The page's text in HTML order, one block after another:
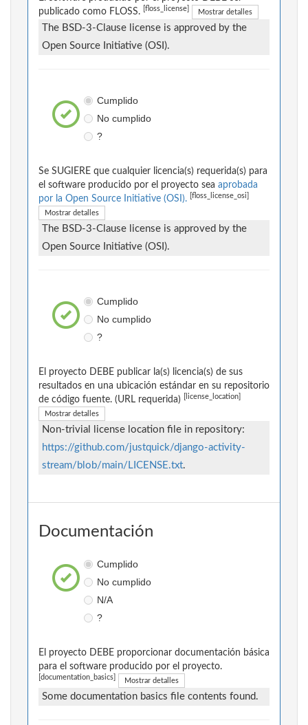
publicado como FLOSS.
[floss_license] Mostrar detalles
The BSD-3-Clause license is approved by the
Open Source Initiative (OSI).
Cumplido
No cumplido
?
Se SUGIERE que cualquier licencia(s) requerida(s) para
el software producido por el proyecto sea aprobada
por la Open Source Initiative (OSI).
[floss_license_osi]
Mostrar detalles
The BSD-3-Clause license is approved by the
Open Source Initiative (OSI).
Cumplido
No cumplido
?
El proyecto DEBE publicar la(s) licencia(s) de sus
resultados en una ubicación estándar en su repositorio
de código fuente. (URL requerida)
[license_location]
Mostrar detalles
Non-trivial license location file in repository:
https://github.com/justquick/django-activity-
stream/blob/main/LICENSE.txt.
Documentación
Cumplido
No cumplido
N/A
?
El proyecto DEBE proporcionar documentación básica
para el software producido por el proyecto.
[documentation_basics] Mostrar detalles
Some documentation basics file contents found.